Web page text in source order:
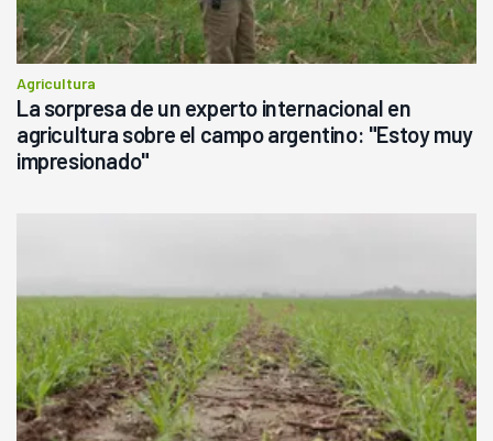
Agricultura
La sorpresa de un experto internacional en
agricultura sobre el campo argentino: "Estoy muy
impresionado"